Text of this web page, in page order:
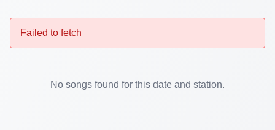
Failed to fetch
No songs found for this date and station.